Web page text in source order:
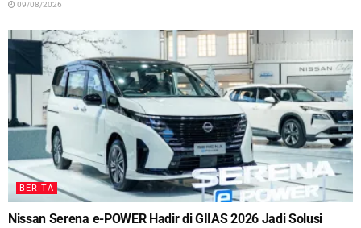
09/08/2026
BERITA
Nissan Serena e-POWER Hadir di GIIAS 2026 Jadi Solusi